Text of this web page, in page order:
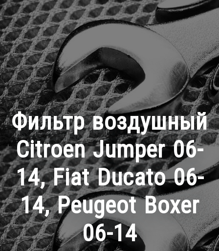
Фильтр воздушный
Citroen Jumper 06-
14, Fiat Ducato 06-
14, Peugeot Boxer
06-14